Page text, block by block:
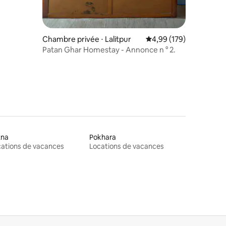
Chambre privée ⋅ Lalitpur Évaluation moyenne
4,99 (179)
Patan Ghar Homestay - Annonce n ° 2.
de vacances
Pokhara
Locations de vacances